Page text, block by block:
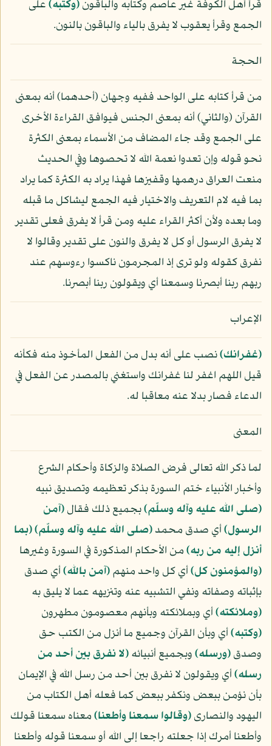
قرأ أهل الكوفة غير عاصم وكتابه والباقون﴿وكتبه﴾على
الجمع وقرأ يعقوب لا يفرق بالياء والباقون بالنون.
الحجة
من قرأ كتابه على الواحد ففيه وجهان (أحدهما) أنه بمعنى
القرآن (والثاني) أنه بمعنى الجنس فيوافق القراءة الأخرى
على الجمع وقد جاء المضاف من الأسماء بمعنى الكثرة
نحو قوله وإن تعدوا نعمة الله لا تحصوها وفي الحديث
منعت العراق درهمها وقفيزها فهذا يراد به الكثرة كما يراد
بما فيه لام التعريف والاختيار فيه الجمع ليشاكل ما قبله
وما بعده ولأن أكثر القراء عليه ومن قرأ لا يفرق فعلى تقدير
لا يفرق الرسول أو كل لا يفرق والنون على تقدير وقالوا لا
نفرق كقوله ولو ترى إذ المجرمون ناكسوا رءوسهم عند
ربهم ربنا أبصرنا وسمعنا أي ويقولون ربنا أبصرنا.
الإعراب
﴿غفرانك﴾نصب على أنه بدل من الفعل المأخوذ منه فكأنه
قيل اللهم اغفر لنا غفرانك واستغني بالمصدر عن الفعل في
الدعاء فصار بدلا عنه معاقبا له.
المعنى
لما ذكر الله تعالى فرض الصلاة والزكاة وأحكام الشرع
وأخبار الأنبياء ختم السورة بذكر تعظيمه وتصديق نبيه
(صلى الله عليه وآله وسلّم)بجميع ذلك فقال﴿آمن
الرسول﴾أي صدق محمد(صلى الله عليه وآله وسلّم)﴿بما
أنزل إليه من ربه﴾من الأحكام المذكورة في السورة وغيرها
﴿والمؤمنون كل﴾أي كل واحد منهم﴿آمن بالله﴾أي صدق
بإثباته وصفاته ونفي التشبيه عنه وتنزيهه عما لا يليق به
﴿وملائكته﴾أي وبملائكته وبأنهم معصومون مطهرون
﴿وكتبه﴾أي وبأن القرآن وجميع ما أنزل من الكتب حق
وصدق﴿ورسله﴾وبجميع أنبيائه﴿لا نفرق بين أحد من
رسله﴾أي ويقولون لا نفرق بين أحد من رسل الله في الإيمان
بأن نؤمن ببعض ونكفر ببعض كما فعله أهل الكتاب من
اليهود والنصارى﴿وقالوا سمعنا وأطعنا﴾معناه سمعنا قولك
وأطعنا أمرك إذا جعلته راجعا إلى الله أو سمعنا قوله وأطعنا